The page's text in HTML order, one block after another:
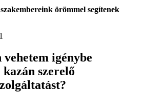
örömmel segítenek
vehetem igénybe
szerelő